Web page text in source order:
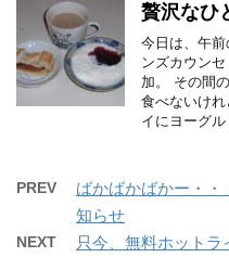
贅沢なひ
今日は、午
ンズカウン
加。 その間
食べないけ
イにヨーグ
PREV
ばかばかばかー・
知らせ
NEXT 只今、無料ホットラ